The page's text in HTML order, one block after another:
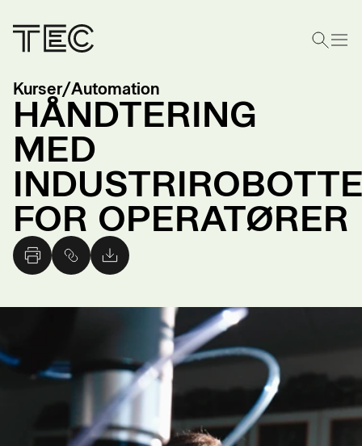
Kurser/Automation
HÅNDTERING
MED
FOR OPERATØRER